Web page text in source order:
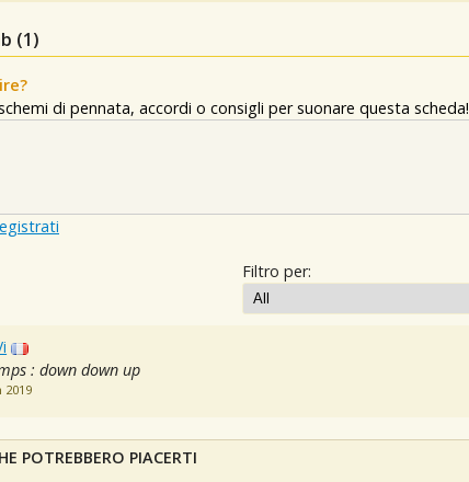
(1)
di pennata, accordi o consigli per suonare questa scheda!
Filtro per:
: down down up
2019
POTREBBERO PIACERTI